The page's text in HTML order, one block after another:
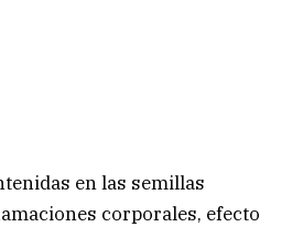
en las semillas
corporales, efecto